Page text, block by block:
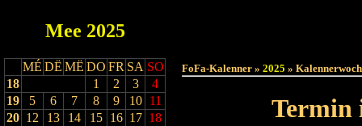
Mee 2025
MÉ DË MË DO FR SA SO
18
1 2 3
4
19
5 6 7 8 9 10
11
20 12 13 14 15 16 17 18
FoFa-Kalenner » 2025 »
Termin